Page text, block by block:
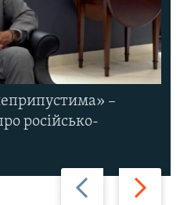
Назад Вперед
–
російсько-